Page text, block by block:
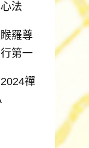
法
羅尊
第一
禪